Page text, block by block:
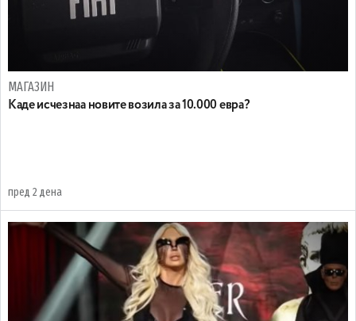
МАГАЗИН
Каде исчезнаа новите возила за 10.000 евра?
пред 2 дена